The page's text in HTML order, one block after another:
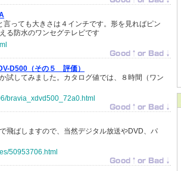
っても大きさは４インチです。形を見ればピン
る防水のワンセグテレビです
D500（その５ 評価）
試してみました。カタログ値では、８時間（ワン
bravia_xdvd500_72a0.html
飛ばしますので、当然デジタル放送やDVD、パ
50953706.html